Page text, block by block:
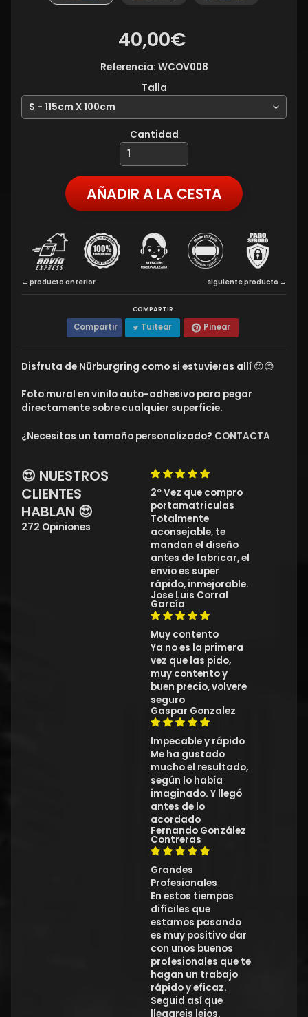
40,00€
Referencia: WCOV008
Talla
Cantidad
AÑADIR A LA CESTA
← producto anterior siguiente producto →
COMPARTIR:
Compartir Tuitear Pinear
Disfruta de Nürburgring como si estuvieras allí 😊😊
Foto mural en vinilo auto-adhesivo para pegar
directamente sobre cualquier superficie.
¿Necesitas un tamaño personalizado? CONTACTA
😍 NUESTROS
CLIENTES
HABLAN 😍
272 Opiniones
2º Vez que compro
portamatriculas
Totalmente
aconsejable, te
mandan el diseño
antes de fabricar, el
envio es super
rápido, inmejorable.
Jose Luis Corral
García
Muy contento
Ya no es la primera
vez que las pido,
muy contento y
buen precio, volvere
seguro
Gaspar Gonzalez
Impecable y rápido
Me ha gustado
mucho el resultado,
según lo había
imaginado. Y llegó
antes de lo
acordado
Fernando González
Contreras
Grandes
Profesionales
En estos tiempos
difíciles que
estamos pasando
es muy positivo dar
con unos buenos
profesionales que te
hagan un trabajo
rápido y eficaz.
Seguid así que
llegareis lejos.